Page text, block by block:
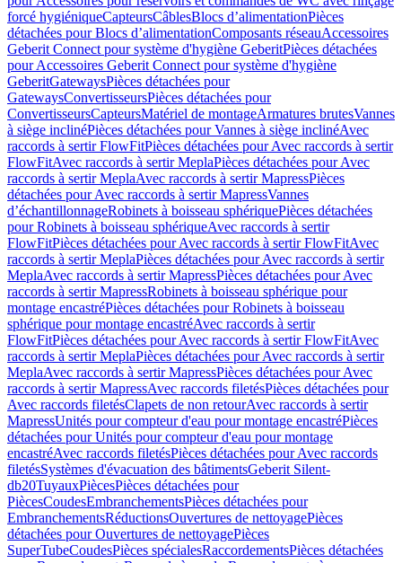
forcé hygiéniqueCapteursCâblesBlocs d’alimentationPièces
détachées pour Blocs d’alimentationComposants réseauAccessoires
Geberit Connect pour système d'hygiène GeberitPièces détachées
pour Accessoires Geberit Connect pour système d'hygiène
GeberitGatewaysPièces détachées pour
GatewaysConvertisseursPièces détachées pour
ConvertisseursCapteursMatériel de montageArmatures brutesVannes
à siège inclinéPièces détachées pour Vannes à siège inclinéAvec
raccords à sertir FlowFitPièces détachées pour Avec raccords à sertir
FlowFitAvec raccords à sertir MeplaPièces détachées pour Avec
raccords à sertir MeplaAvec raccords à sertir MapressPièces
détachées pour Avec raccords à sertir MapressVannes
d’échantillonnageRobinets à boisseau sphériquePièces détachées
pour Robinets à boisseau sphériqueAvec raccords à sertir
FlowFitPièces détachées pour Avec raccords à sertir FlowFitAvec
raccords à sertir MeplaPièces détachées pour Avec raccords à sertir
MeplaAvec raccords à sertir MapressPièces détachées pour Avec
raccords à sertir MapressRobinets à boisseau sphérique pour
montage encastréPièces détachées pour Robinets à boisseau
sphérique pour montage encastréAvec raccords à sertir
FlowFitPièces détachées pour Avec raccords à sertir FlowFitAvec
raccords à sertir MeplaPièces détachées pour Avec raccords à sertir
MeplaAvec raccords à sertir MapressPièces détachées pour Avec
raccords à sertir MapressAvec raccords filetésPièces détachées pour
Avec raccords filetésClapets de non retourAvec raccords à sertir
MapressUnités pour compteur d'eau pour montage encastréPièces
détachées pour Unités pour compteur d'eau pour montage
encastréAvec raccords filetésPièces détachées pour Avec raccords
filetésSystèmes d'évacuation des bâtimentsGeberit Silent-
db20TuyauxPiècesPièces détachées pour
PiècesCoudesEmbranchementsPièces détachées pour
EmbranchementsRéductionsOuvertures de nettoyagePièces
détachées pour Ouvertures de nettoyagePièces
SuperTubeCoudesPièces spécialesRaccordementsPièces détachées